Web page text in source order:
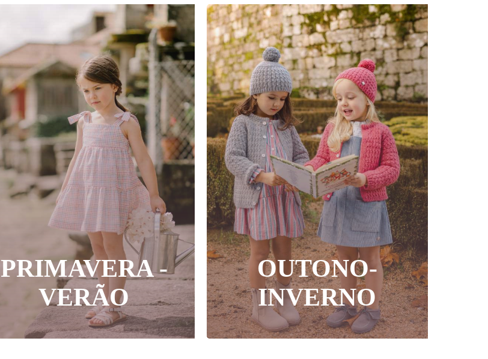
PRIMAVERA -
VERÃO
OUTONO-
INVERNO